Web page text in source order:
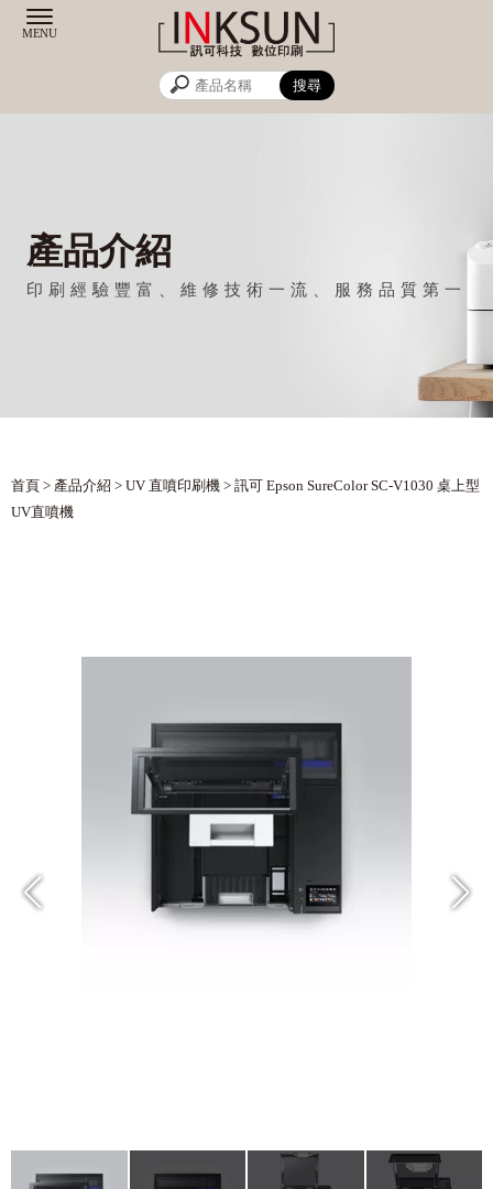
產品介紹
首頁 > 產品介紹 > UV 直噴印刷機 > 訊可 Epson SureColor SC-V1030 桌上型
UV直噴機